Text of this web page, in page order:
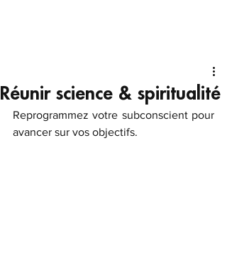
Réunir science & spiritualité
Reprogrammez votre subconscient pour
avancer sur vos objectifs.